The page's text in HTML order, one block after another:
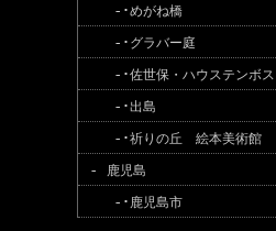
-･めがね橋
-･ グラバー庭
-･佐世保・ハウステンボス
-･出島
-･祈りの丘 絵本美術館
- 鹿児島
-･ 鹿児島市